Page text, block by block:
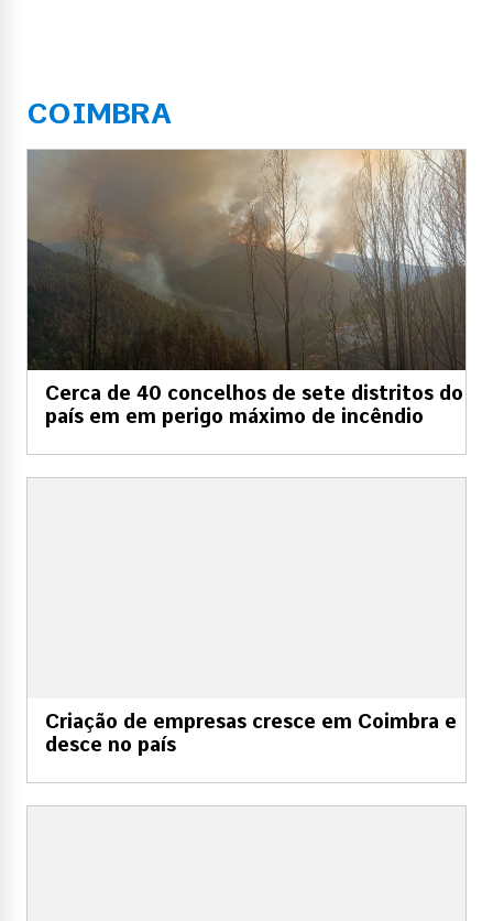
COIMBRA
Cerca de 40 concelhos de sete distritos do
país em em perigo máximo de incêndio
Criação de empresas cresce em Coimbra e
desce no país